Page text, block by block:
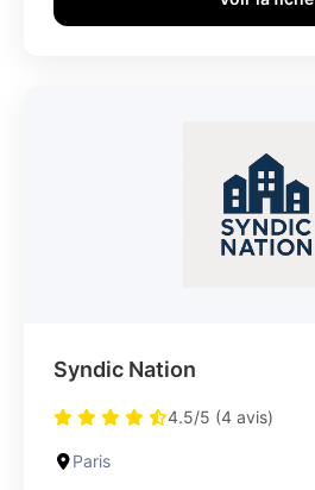
Syndic Nation
4.5/5 (4 avis)
Paris